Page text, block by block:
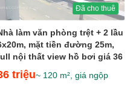
Đã cho thuê
làm văn phòng trệt + 2 lầu
mặt tiền đường 25m,
nội thất view hồ bơi giá 36
triệu~ 120 m², giá ngộp